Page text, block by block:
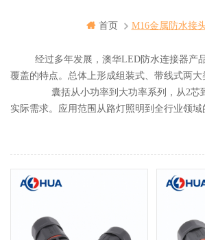
首页 M16金属防水接
经过多年发展，澳华LED防水连接器产品
覆盖的特点。总体上形成组装式、带线式两大
囊括从小功率到大功率系列，从2芯到
实际需求。应用范围从路灯照明到全行业领域